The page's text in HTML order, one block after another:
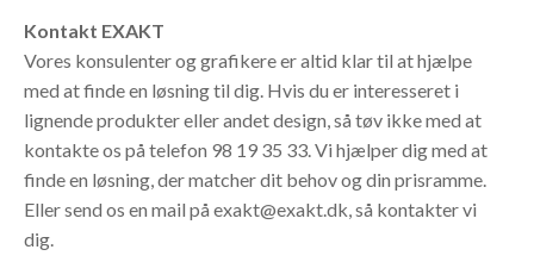
Kontakt EXAKT
Vores konsulenter og grafikere er altid klar til at hjælpe
med at finde en løsning til dig. Hvis du er interesseret i
lignende produkter eller andet design, så tøv ikke med at
kontakte os på telefon 98 19 35 33. Vi hjælper dig med at
finde en løsning, der matcher dit behov og din prisramme.
Eller send os en mail på exakt@exakt.dk, så kontakter vi
dig.